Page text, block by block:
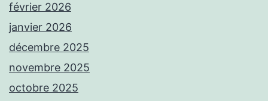
février 2026
janvier 2026
décembre 2025
novembre 2025
octobre 2025